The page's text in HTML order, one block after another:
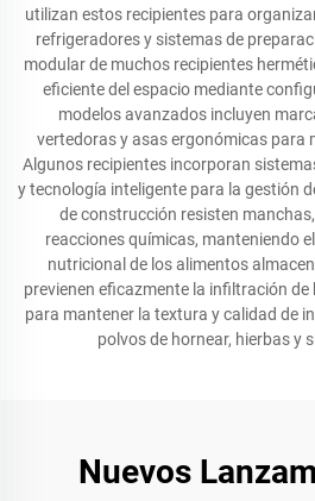
utilizan estos recipientes para
refrigeradores y sistemas de
modular de muchos recipientes
eficiente del espacio mediante
modelos avanzados incluyen
vertedoras y asas ergonómicas para
Algunos recipientes incorporan
y tecnología inteligente para la gestión
de construcción resisten
reacciones químicas, manteniendo
nutricional de los alimentos
previenen eficazmente la infiltración de
para mantener la textura y calidad de
polvos de hornear, hierbas y
Nuevos